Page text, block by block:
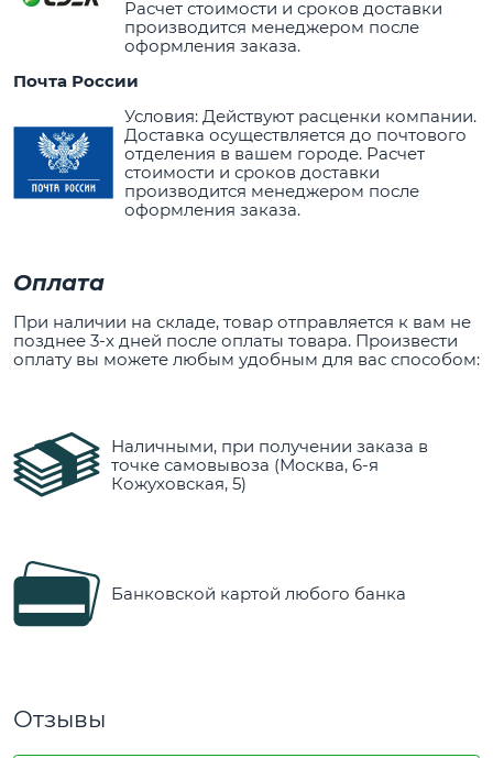
Расчет стоимости и сроков доставки
производится менеджером после
оформления заказа.
Почта России
Условия: Действуют расценки компании.
Доставка осуществляется до почтового
отделения в вашем городе. Расчет
стоимости и сроков доставки
производится менеджером после
оформления заказа.
Оплата
При наличии на складе, товар отправляется к вам не
позднее 3-х дней после оплаты товара. Произвести
оплату вы можете любым удобным для вас способом:
Наличными, при получении заказа в
точке самовывоза (Москва, 6-я
Кожуховская, 5)
Банковской картой любого банка
Отзывы